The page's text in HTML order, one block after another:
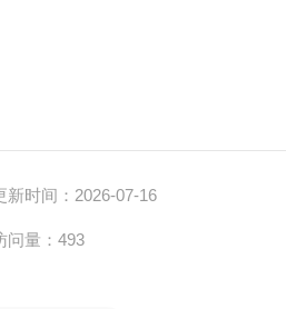
新时间：2026-07-16
问量：493